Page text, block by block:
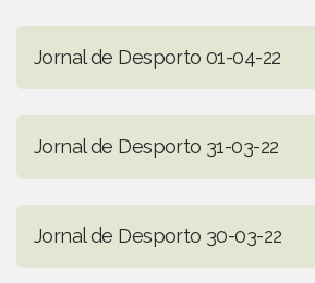
Jornal de Desporto 01-04-22
Jornal de Desporto 31-03-22
Jornal de Desporto 30-03-22